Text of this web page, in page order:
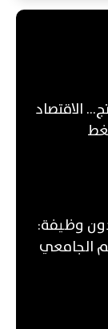
الاقتصاد
وظيفة:
الجامعي